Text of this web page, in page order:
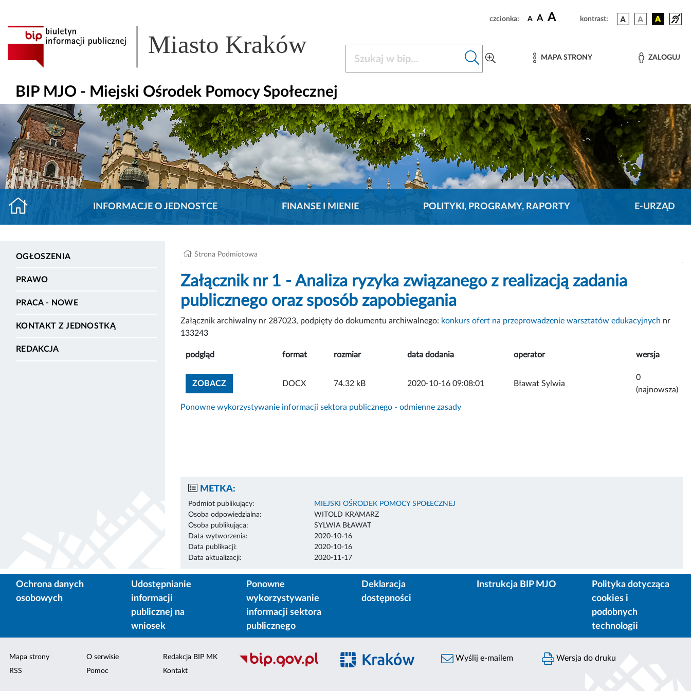
czcionka: A A A kontrast:
Miasto Kraków MAPA STRONY ZALOGUJ
BIP MJO - Miejski Ośrodek Pomocy Społecznej
INFORMACJE O JEDNOSTCE FINANSE I MIENIE POLITYKI, PROGRAMY, RAPORTY E-URZĄD
OGŁOSZENIA
PRAWO
PRACA - NOWE
KONTAKT Z JEDNOSTKĄ
REDAKCJA
Strona Podmiotowa
Załącznik nr 1 - Analiza ryzyka związanego z realizacją zadania
publicznego oraz sposób zapobiegania
Załącznik archiwalny nr 287023, podpięty do dokumentu archiwalnego: konkurs ofert na przeprowadzenie warsztatów edukacyjnych nr
133243
podgląd format rozmiar data dodania operator wersja
ZOBACZZOBACZ ZAŁĄCZNIK
DOCX 74.32 kB 2020-10-16 09:08:01 Bławat Sylwia
0
(najnowsza)
Ponowne wykorzystywanie informacji sektora publicznego - odmienne zasady
METKA:
Podmiot publikujący:
MIEJSKI OŚRODEK POMOCY SPOŁECZNEJ
Osoba odpowiedzialna:
WITOLD KRAMARZ
Osoba publikująca:
SYLWIA BŁAWAT
Data wytworzenia:
2020-10-16
Data publikacji:
2020-10-16
Data aktualizacji:
2020-11-17
Ochrona danych
osobowych
Udostępnianie
informacji
publicznej na
wniosek
Ponowne
wykorzystywanie
informacji sektora
publicznego
Deklaracja
dostępności
Instrukcja BIP MJO
Polityka dotycząca
cookies i
podobnych
technologii
Mapa strony
RSS
O serwisie
Pomoc
Redakcja BIP MK
Kontakt
Wyślij e-mailem Wersja do druku